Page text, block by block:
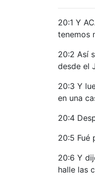
20:1 Y
tenemos
20:2 Así
desde el
20:3 Y
en una
20:4
20:5 Fué
20:6 Y
halle las